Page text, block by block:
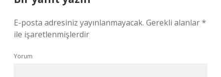
E-posta adresiniz yayınlanmayacak. Gerekli alanlar*
ile işaretlenmişlerdir
Yorum